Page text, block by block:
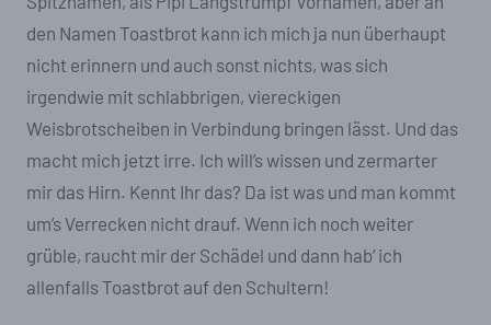
den Namen Toastbrot kann ich mich ja nun überhaupt
nicht erinnern und auch sonst nichts, was sich
irgendwie mit schlabbrigen, viereckigen
Weisbrotscheiben in Verbindung bringen lässt. Und das
macht mich jetzt irre. Ich will’s wissen und zermarter
mir das Hirn. Kennt Ihr das? Da ist was und man kommt
um’s Verrecken nicht drauf. Wenn ich noch weiter
grüble, raucht mir der Schädel und dann hab‘ ich
allenfalls Toastbrot auf den Schultern!
durch Übermittlung, Verbreitung oder eine
andere Form der Bereitstellung, den Abgleich
oder die Verknüpfung, die Einschränkung, das
d) Einschränkung der Verarbeitung
Einschränkung der Verarbeitung ist die
Markierung gespeicherter personenbezogener
Daten mit dem Ziel, ihre künftige Verarbeitung
e) Profiling